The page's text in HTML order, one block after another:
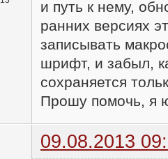
и путь к нему,
ранних версиях
записывать
шрифт, и забыл,
сохраняется
Прошу помочь, я
09.08.2013